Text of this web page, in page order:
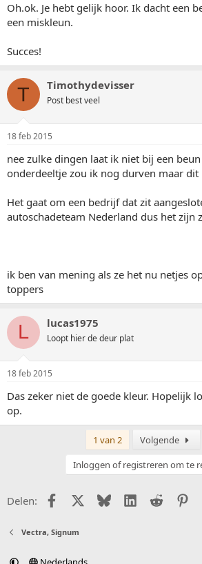
Oh.ok. Je hebt gelijk hoor. Ik dacht een
een miskleun.
Succes!
T Timothydevisser
Post best veel
18 feb 2015
nee zulke dingen laat ik niet bij een
onderdeeltje zou ik nog durven maar dit
Het gaat om een bedrijf dat zit
autoschadeteam Nederland dus het zijn
ik ben van mening als ze het nu netjes
toppers
L lucas1975
Loopt hier de deur plat
18 feb 2015
Das zeker niet de goede kleur. Hopelijk
op.
1 van 2 Volgende
Inloggen of registreren om te
Delen: FacebookX (Twitter)
BlueskyLinkedIn
Reddit
Vectra, Signum